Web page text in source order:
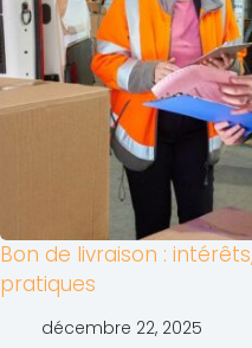
Bon de livraison :
pratiques
décembre 22, 2025